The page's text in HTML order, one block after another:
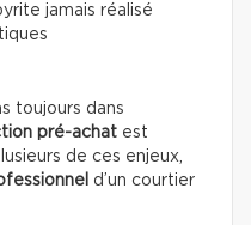
jamais réalisé
toujours dans
pré-achat est
de ces enjeux,
d’un courtier